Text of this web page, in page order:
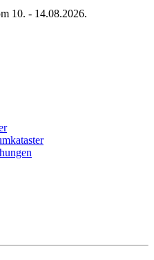
10. - 14.08.2026.